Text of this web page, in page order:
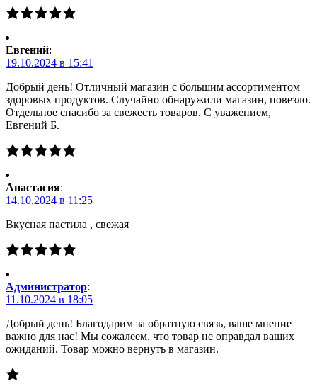
Евгений:
19.10.2024 в 15:41
Добрый день! Отличный магазин с большим ассортиментом
здоровых продуктов. Случайно обнаружили магазин, повезло.
Отдельное спасибо за свежесть товаров. С уважением,
Евгений Б.
Анастасия:
14.10.2024 в 11:25
Вкусная пастила , свежая
Администратор:
11.10.2024 в 18:05
Добрый день! Благодарим за обратную связь, ваше мнение
важно для нас! Мы сожалеем, что товар не оправдал ваших
ожиданий. Товар можно вернуть в магазин.